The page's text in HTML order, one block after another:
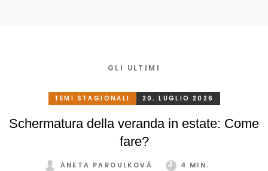
GLI ULTIMI
TEMI STAGIONALI 20. LUGLIO 2026
Schermatura della veranda in estate: Come
fare?
ANETA PAROULKOVÁ
4 MIN.